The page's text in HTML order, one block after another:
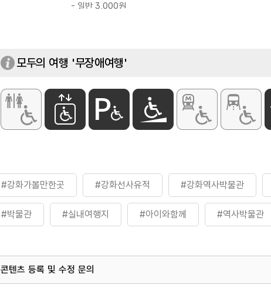
- 일반 3,000원
- 어린이·청소년·군인 1,500원
※ 이용요금은 변동될 수 있으므로 홈페이지 참고
모두의 여행 '무장애여행'
#강화가볼만한곳 #강화선사유적 #강화역사박물관
#박물관 #실내여행지 #아이와함께 #역사박물관
콘텐츠 등록 및 수정 문의